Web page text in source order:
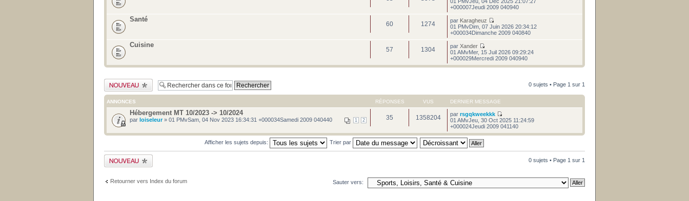
+000007Jeudi 2009 040940
Santé
60 1274 par Karagheuz
01 PMvDim, 07 Juin 2026 20:34:12
+000034Dimanche 2009 040840
Cuisine
57 1304 parXander
01 AMvMer, 15 Juil 2026 09:29:24
+000029Mercredi 2009 040940
Publier un nouveau
sujet
0 sujets • Page 1 sur 1
ANNONCES RÉPONSES VUS DERNIER MESSAGE
Hébergement MT 10/2023 -> 10/2024
1 2
par loiseleur» 01 PMvSam, 04 Nov 2023 16:34:31 +000034Samedi 2009 040440 35 1358204 parrsgqkweekkk
01 AMvJeu, 30 Oct 2025 11:24:59
+000024Jeudi 2009 041140
Afficher les sujets depuis: Trier par
Publier un nouveau
sujet
0 sujets • Page 1 sur 1
Retourner vers Index du forum Sauter vers: